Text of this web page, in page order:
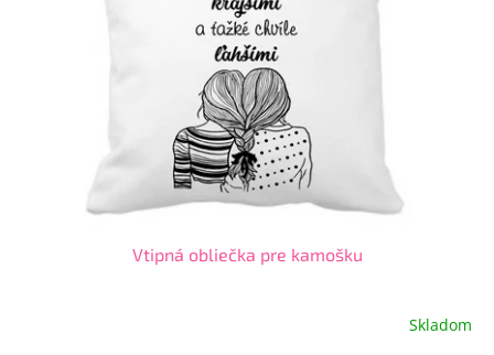
Vtipná obliečka pre kamošku
Skladom